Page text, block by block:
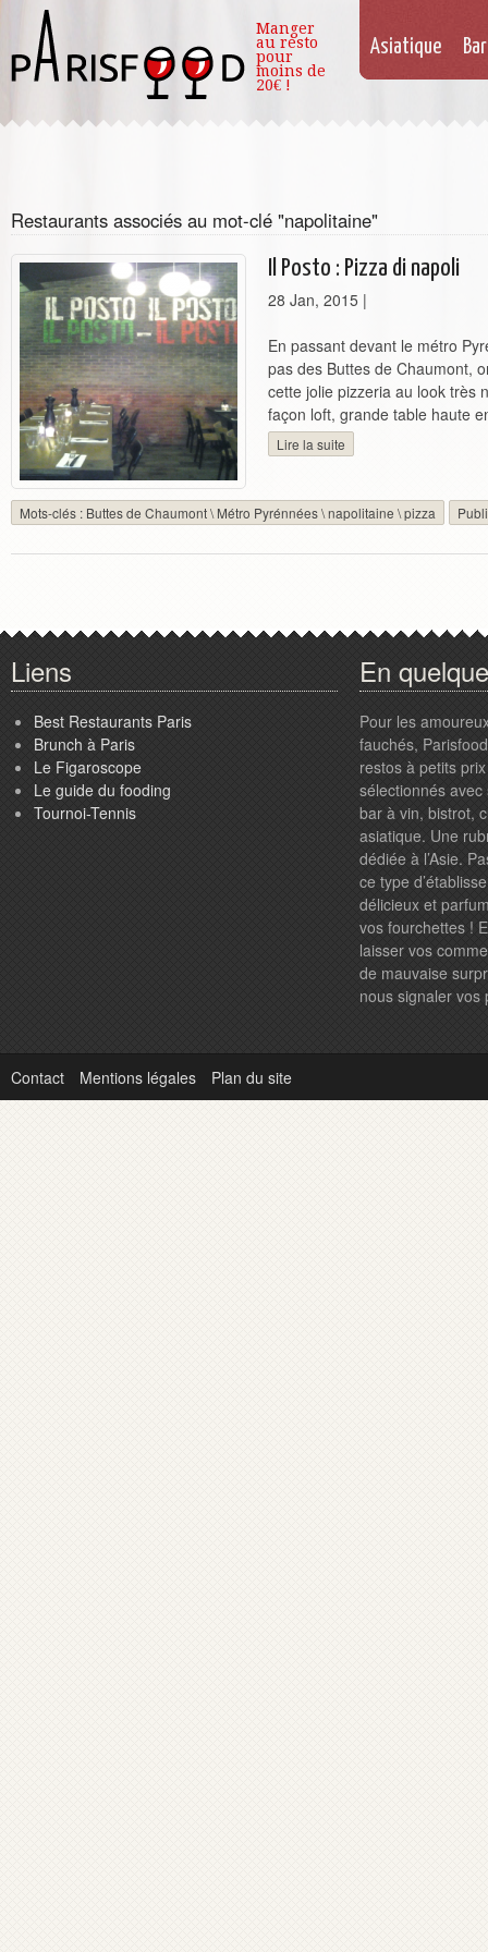
Manger
au resto
pour
moins de
20€ !
Asiatique
Restaurants associés au mot-clé "napolitaine"
Il Posto : Pizza di napoli
28 Jan, 2015 |
En passant devant le métro
pas des Buttes de Chaumont,
cette jolie pizzeria au look très
façon loft, grande table haute
Lire la suite
Mots-clés : Buttes de Chaumont\ Métro Pyrénnées\napolitaine \pizza
Liens
Best Restaurants Paris
Brunch à Paris
Le Figaroscope
Le guide du fooding
Tournoi-Tennis
En
Pour les
fauchés,
restos à petits
sélectionnés
bar à vin, bistrot,
asiatique. Une
dédiée à l’Asie.
ce type
délicieux et
vos fourchettes !
laisser vos
de mauvaise
nous signaler
Contact Mentions légales Plan du site